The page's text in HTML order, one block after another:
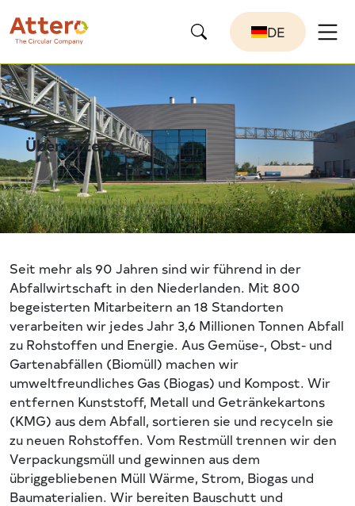
DE
Über Attero
Seit mehr als 90 Jahren sind wir führend in der
Abfallwirtschaft in den Niederlanden. Mit 800
begeisterten Mitarbeitern an 18 Standorten
verarbeiten wir jedes Jahr 3,6 Millionen Tonnen Abfall
zu Rohstoffen und Energie. Aus Gemüse-, Obst- und
Gartenabfällen (Biomüll) machen wir
umweltfreundliches Gas (Biogas) und Kompost. Wir
entfernen Kunststoff, Metall und Getränkekartons
(KMG) aus dem Abfall, sortieren sie und recyceln sie
zu neuen Rohstoffen. Vom Restmüll trennen wir den
Verpackungsmüll und gewinnen aus dem
übriggebliebenen Müll Wärme, Strom, Biogas und
Baumaterialien. Wir bereiten Bauschutt und